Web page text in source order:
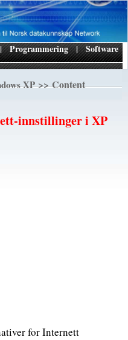
Programmering | Software
XP>> Content
innstillinger i XP
for Internett